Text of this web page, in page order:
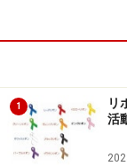
1
リ
活